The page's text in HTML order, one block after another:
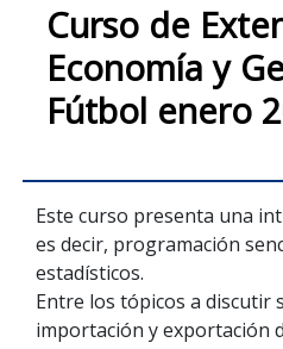
Curso de
Economía y
Fútbol enero
Este curso presenta una
es decir, programación
estadísticos.
Entre los tópicos a discutir
importación y exportación